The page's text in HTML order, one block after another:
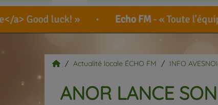
Echo FM- Toute l'équipe de votre
Actualité locale ÉCHO FM INFO
ANOR LANCE